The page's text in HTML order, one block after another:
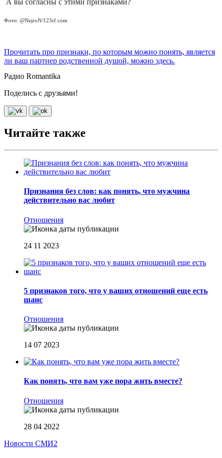
А вы согласны с этими признаками?
Фото: @NejroN/123rf.com
Прочитать про признаки, по которым можно понять, является
ли ваш партнер родственной душой, можно здесь.
Радио Romantika
Поделись с друзьями!
Читайте также
Признания без слов: как понять, что мужчина
действительно вас любит
Отношения
24 11 2023
5 признаков того, что у ваших отношений еще есть
шанс
Отношения
14 07 2023
Как понять, что вам уже пора жить вместе?
Отношения
28 04 2022
Новости СМИ2